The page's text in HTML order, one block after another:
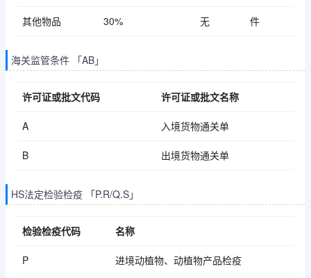
其他物品 30% 无 件
海关监管条件 「AB」
许可证或批文代码 许可证或批文名称
A 入境货物通关单
B 出境货物通关单
HS法定检验检疫 「P.R/Q.S」
检验检疫代码 名称
P 进境动植物、动植物产品检疫